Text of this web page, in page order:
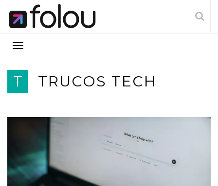
T TRUCOS TECH